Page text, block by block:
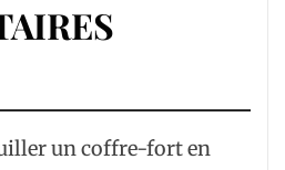
un coffre-fort en